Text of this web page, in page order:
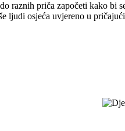
raznih priča započeti kako bi
ljudi osjeća uvjereno u